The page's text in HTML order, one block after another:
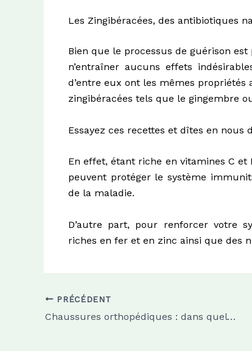
Les Zingibéracées, des antibiotiques
Bien que le processus de guérison
n’entraîner aucuns effets
d’entre eux ont les mêmes
zingibéracées tels que le gingembre
Essayez ces recettes et dîtes en nous
En effet, étant riche en vitamines C
peuvent protéger le système
de la maladie.
D’autre part, pour renforcer votre
riches en fer et en zinc ainsi que des
PRÉCÉDENT
Chaussures orthopédiques : dans quel cas en a-t-on besoin ?